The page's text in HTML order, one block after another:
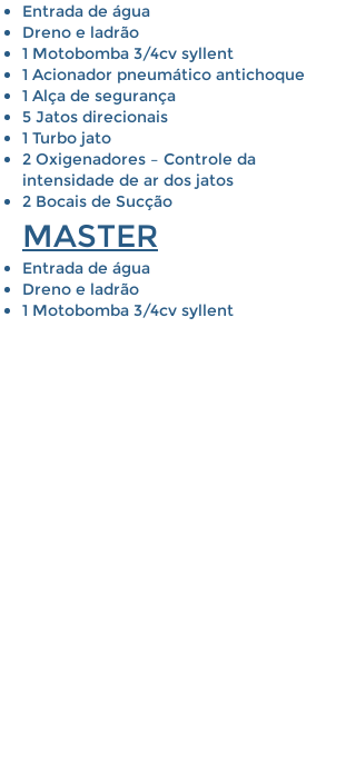
Entrada de água
Dreno e ladrão
1 Motobomba 3/4cv syllent
1 Acionador pneumático antichoque
1 Alça de segurança
5 Jatos direcionais
1 Turbo jato
2 Oxigenadores – Controle da
intensidade de ar dos jatos
2 Bocais de Sucção
MASTER
Entrada de água
Dreno e ladrão
1 Motobomba 3/4cv syllent